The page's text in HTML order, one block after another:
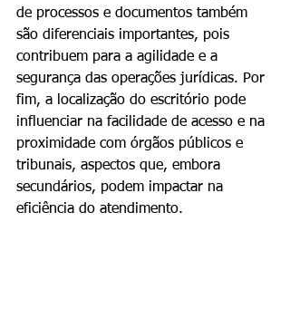
de processos e documentos também
são diferenciais importantes, pois
contribuem para a agilidade e a
segurança das operações jurídicas. Por
fim, a localização do escritório pode
influenciar na facilidade de acesso e na
proximidade com órgãos públicos e
tribunais, aspectos que, embora
secundários, podem impactar na
eficiência do atendimento.